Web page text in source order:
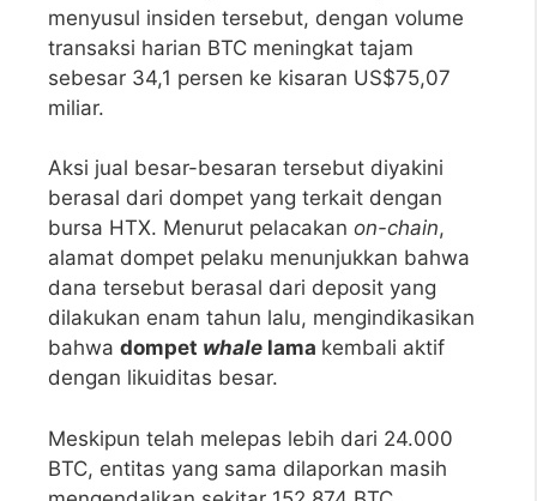
menyusul insiden tersebut, dengan volume
transaksi harian BTC meningkat tajam
sebesar 34,1 persen ke kisaran US$75,07
miliar.
Aksi jual besar-besaran tersebut diyakini
berasal dari dompet yang terkait dengan
bursa HTX. Menurut pelacakan on-chain,
alamat dompet pelaku menunjukkan bahwa
dana tersebut berasal dari deposit yang
dilakukan enam tahun lalu, mengindikasikan
bahwa dompet whale lama kembali aktif
dengan likuiditas besar.
Meskipun telah melepas lebih dari 24.000
BTC, entitas yang sama dilaporkan masih